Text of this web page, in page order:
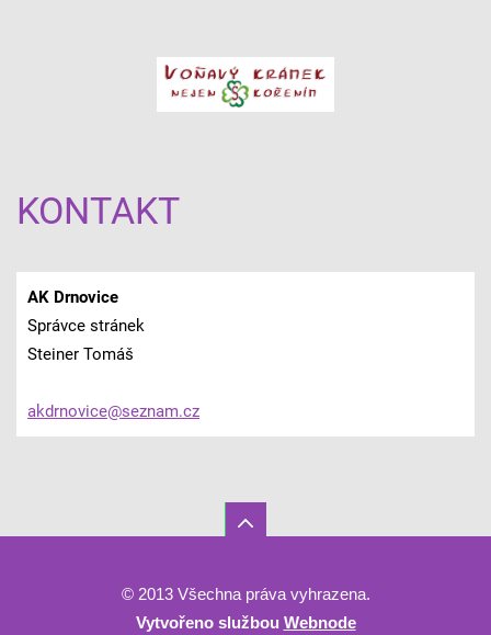
KONTAKT
AK Drnovice
Správce stránek
Steiner Tomáš
akdrnovice@seznam.cz
© 2013 Všechna práva vyhrazena.
Vytvořeno službou Webnode